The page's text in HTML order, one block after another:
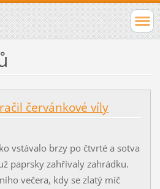
červánkové víly
vstávalo brzy po čtvrté a sotva
paprsky zahřívaly zahrádku.
večera, kdy se zlatý míč